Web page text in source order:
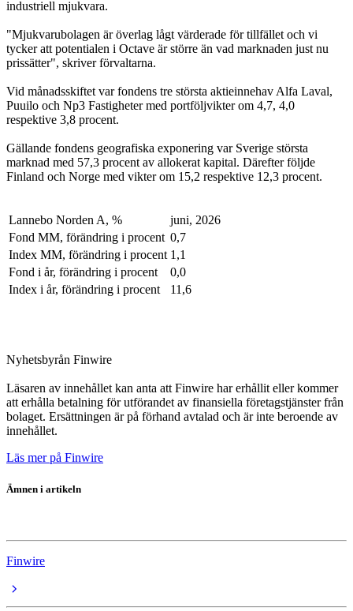
industriell mjukvara.
"Mjukvarubolagen är överlag lågt värderade för tillfället och vi
tycker att potentialen i Octave är större än vad marknaden just nu
prissätter", skriver förvaltarna.
Vid månadsskiftet var fondens tre största aktieinnehav Alfa Laval,
Puuilo och Np3 Fastigheter med portföljvikter om 4,7, 4,0
respektive 3,8 procent.
Gällande fondens geografiska exponering var Sverige största
marknad med 57,3 procent av allokerat kapital. Därefter följde
Finland och Norge med vikter om 15,2 respektive 12,3 procent.
Lannebo Norden A, %
juni, 2026
Fond MM, förändring i procent 0,7
Index MM, förändring i procent 1,1
Fond i år, förändring i procent
0,0
Index i år, förändring i procent
11,6
Nyhetsbyrån Finwire
Läsaren av innehållet kan anta att Finwire har erhållit eller kommer
att erhålla betalning för utförandet av finansiella företagstjänster från
bolaget. Ersättningen är på förhand avtalad och är inte beroende av
innehållet.
Läs mer på Finwire
Ämnen i artikeln
Finwire